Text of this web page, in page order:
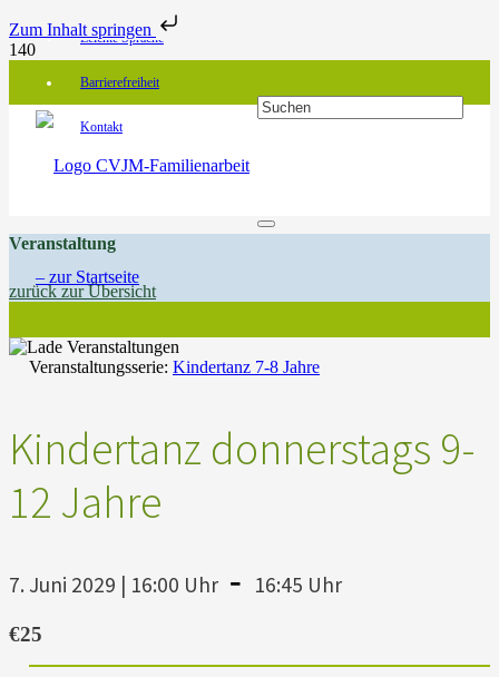
Zum Inhalt springen
Leichte Sprache
Barrierefreiheit
Kontakt
Veranstaltung
zurück zur Übersicht
Veranstaltungsserie: Kindertanz 7-8 Jahre
Kindertanz donnerstags 9-
12 Jahre
7. Juni 2029 | 16:00 Uhr - 16:45 Uhr
€25